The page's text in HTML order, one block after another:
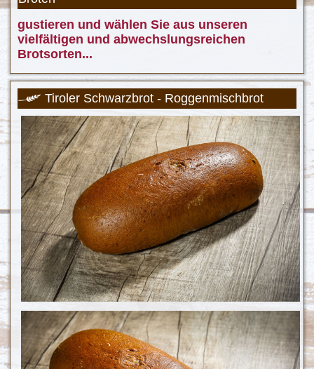
gustieren und wählen Sie aus unseren
vielfältigen und abwechslungsreichen
Brotsorten...
Tiroler Schwarzbrot - Roggenmischbrot